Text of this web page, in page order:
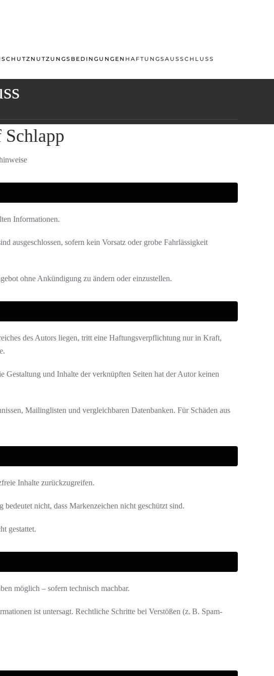
NUTZUNGSBEDINGUNGEN HAFTUNGSAUSSCHLUSS
Informationen.
ausgeschlossen, sofern kein Vorsatz oder grobe Fahrlässigkeit
ohne Ankündigung zu ändern oder einzustellen.
des Autors liegen, tritt eine Haftungsverpflichtung nur in Kraft,
und Inhalte der verknüpften Seiten hat der Autor keinen
Mailinglisten und vergleichbaren Datenbanken. Für Schäden aus
Inhalte zurückzugreifen.
nicht, dass Markenzeichen nicht geschützt sind.
gestattet.
möglich – sofern technisch machbar.
ist untersagt. Rechtliche Schritte bei Verstößen (z. B. Spam-